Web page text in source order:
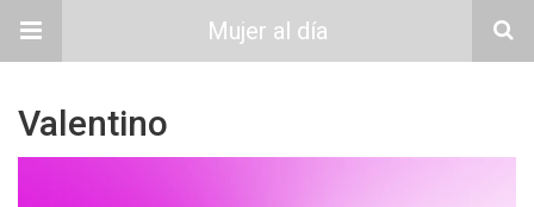
Mujer al día
Valentino